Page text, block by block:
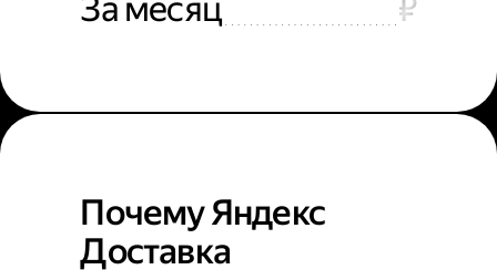
За месяц ₽
Почему Яндекс
Доставка